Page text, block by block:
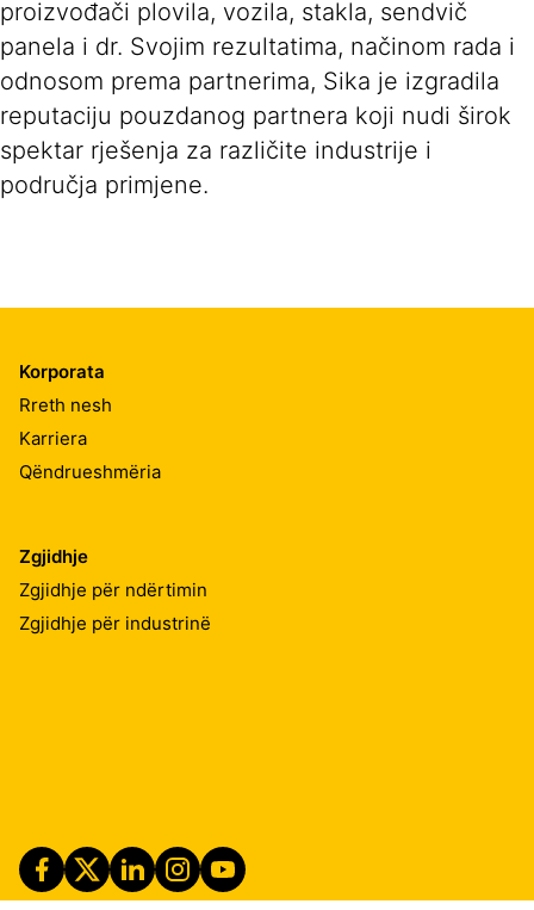
proizvođači plovila, vozila, stakla, sendvič
panela i dr. Svojim rezultatima, načinom rada i
odnosom prema partnerima, Sika je izgradila
reputaciju pouzdanog partnera koji nudi širok
spektar rješenja za različite industrije i
područja primjene.
Korporata
Rreth nesh
Karriera
Qëndrueshmëria
Zgjidhje
Zgjidhje për ndërtimin
Zgjidhje për industrinë